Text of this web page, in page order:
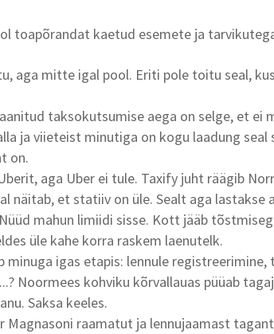
toapõrandat kaetud esemete ja
aga mitte igal pool. Eriti pole toitu seal,
taksokutsumise aega on selge, et ei
ja viieteist minutiga on kogu laadung seal
on.
aga Uber ei tule. Taxify juht räägib
näitab, et statiiv on üle. Sealt aga lastakse
mahun limiidi sisse. Kott jääb
üle kahe korra raskem laenutelk.
minuga igas etapis: lennule
Noormees kohviku kõrvallauas püüab
Saksa keeles.
Magnasoni raamatut ja lennujaamast